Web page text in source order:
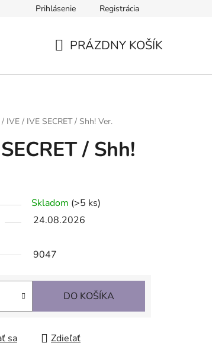
Prihlásenie Registrácia
PRÁZDNY KOŠÍK
/ IVE / IVE SECRET / Shh! Ver.
/ Shh!
Skladom (>5 ks)
24.08.2026
9047
DO KOŠÍKA
sa Zdieľať